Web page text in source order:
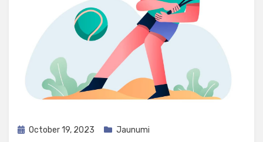
Posted
October 19, 2023 Jaunumi